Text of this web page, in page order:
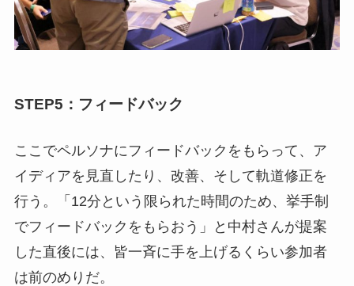
STEP5：フィードバック
ここでペルソナにフィードバックをもらって、ア
イディアを見直したり、改善、そして軌道修正を
行う。「12分という限られた時間のため、挙手制
でフィードバックをもらおう」と中村さんが提案
した直後には、皆一斉に手を上げるくらい参加者
は前のめりだ。